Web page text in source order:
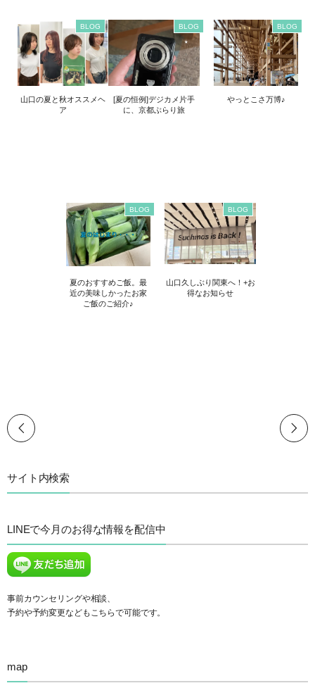
BLOG
山口の夏と秋オススメヘ
ア
BLOG
[夏の恒例]デジカメ片手
に、京都ぶらり旅
BLOG
やっとこさ万博♪
BLOG
夏のおすすめご飯。最
近の美味しかったお家
ご飯のご紹介♪
BLOG
山口久しぶり関東へ！+お
得なお知らせ
サイト内検索
LINEで今月のお得な情報を配信中
事前カウンセリングや相談、
予約や予約変更などもこちらで可能です。
map